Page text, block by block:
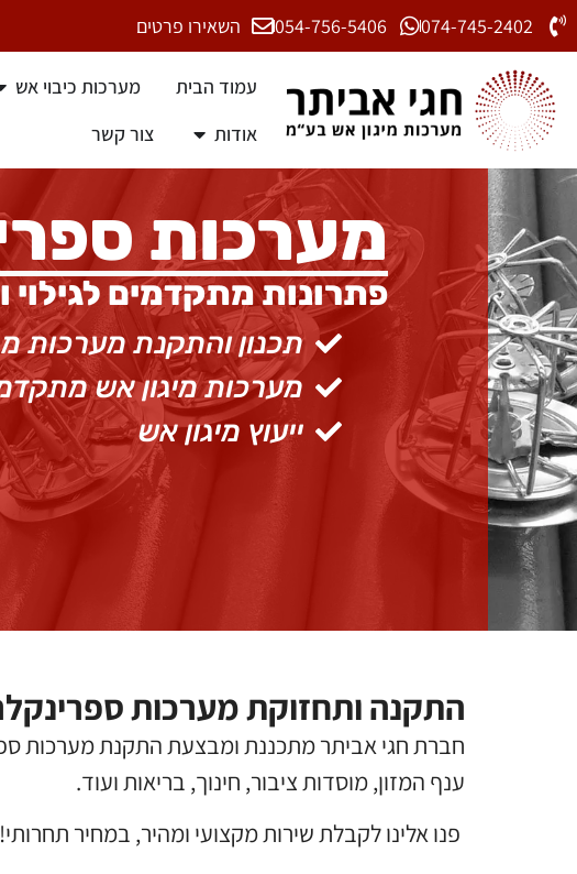
074-745-2402
054-756-5406 השאירו פרטים
עמוד הבית מערכות כיבוי אש
אודות
צור קשר
מערכות
פתרונות מתקדמים לגילוי
תכנון והתקנת מערכות
מערכות מיגון אש
ייעוץ מיגון אש
התקנה ותחזוקת מערכות
חברת חגי אביתר מתכננת ומבצעת התקנת מערכות
ענף המזון, מוסדות ציבור, חינוך, בריאות ועוד.
פנו אלינו לקבלת שירות מקצועי ומהיר, במחיר תחרותי!